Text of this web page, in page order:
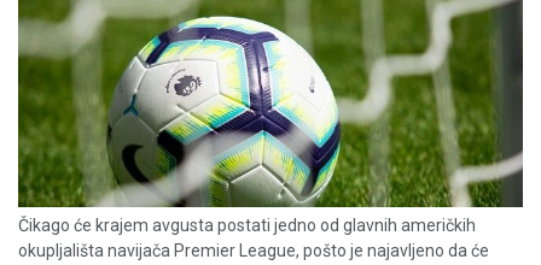
Čikago će krajem avgusta postati jedno od glavnih američkih
okupljališta navijača Premier League, pošto je najavljeno da će